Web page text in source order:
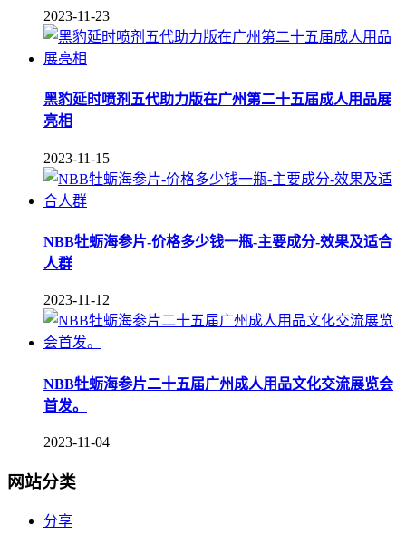
2023-11-23
黑豹延时喷剂五代助力版在广州第二十五届成人用品展
亮相
2023-11-15
NBB牡蛎海参片-价格多少钱一瓶-主要成分-效果及适合
人群
2023-11-12
NBB牡蛎海参片二十五届广州成人用品文化交流展览会
首发。
2023-11-04
网站分类
分享